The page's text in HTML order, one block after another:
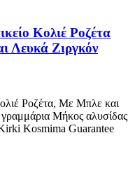
Κολιέ Ροζέτα
Λευκά Ζιργκόν
Ροζέτα, Με Μπλε και
Μήκος αλυσίδας
Kosmima Guarantee